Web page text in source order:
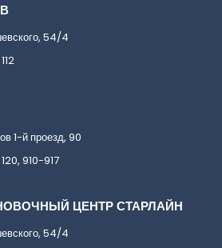
54/4
1-й проезд, 90
910-917
ЦЕНТР СТАРЛАЙН
54/4